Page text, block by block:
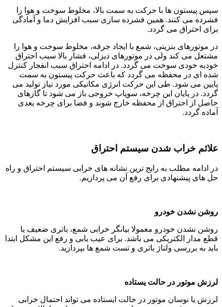
سپس پیستون ها با حرکت به سمت بالا، مخلوط سوخت و هوا را
فشرده می کنند. همین فشرده سازی سبب افزایش دما و آمادگی
برای احتراق می گردد.
در موتورهای بنزینی، شمع با ایجاد جرقه، مخلوط سوخت و هوا را
مشتعل می کند ولی در موتورهای دیزلی، فشار بالا سبب احتراق
خودبه خودی سوخت می گردد. در ادامه احتراق سبب انفجار کنترل
شده ای در محفظه می گردد که باعث حرکت پیستون به سمت
پایین می شود. طی این حرکت انرژی مکانیکی مورد نیاز تولید می
گردد. در پایان این چرخه، سوپاپ خروجی باز می شود تا گازهای
حاصل از احتراق از محفظه خارج شوند و فضا برای چرخه بعدی
آماده گردد.
علائم خراب شدن سیستم احتراق
در ادامه مطلب به رایج ترین نشانه های خرابی سیستم احتراق و راه
حل های پیشنهادی برای رفع آن می پردازیم.
روشن نشدن خودرو
روشن نشدن خودرو معمولا بیانگر خرابی شمع، باتری ضعیف یا
قطع مدار الکتریکی می باشد. برای عیب یابی و رفع این مشکل ابتدا
باید به بررسی ولتاژ باتری و تست شمع ها بپردازید.
لرزش موتور در حالت یستاده
لرزش یا نوسان موتور در حالت ایستاده می تواند احتمال خرابی